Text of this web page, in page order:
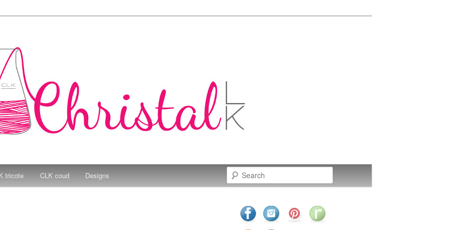
tricote CLK coud Designs